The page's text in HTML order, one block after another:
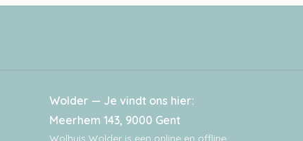
Wolder — Je vindt ons hier:
Meerhem 143, 9000 Gent
Wolhuis Wolder is een online en offline